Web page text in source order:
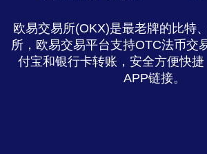
欧易交易所(OKX)是最老牌的比特
所，欧易交易平台支持OTC法币交
付宝和银行卡转账，安全方便快
APP链接。